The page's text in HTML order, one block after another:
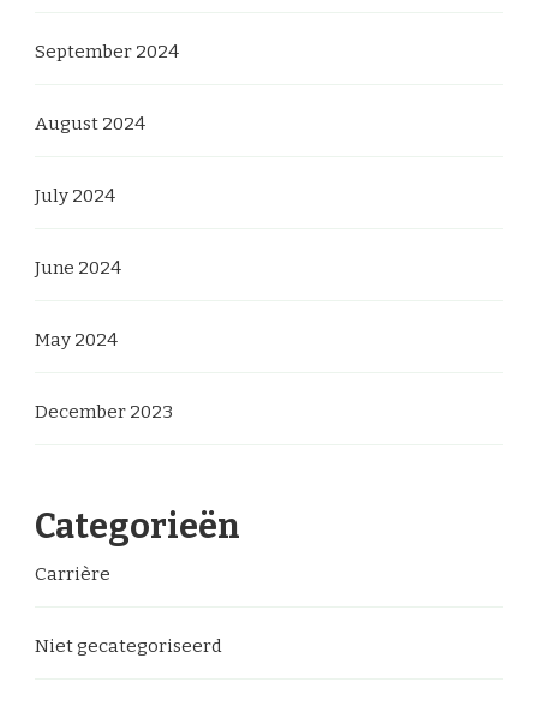
September 2024
August 2024
July 2024
June 2024
May 2024
December 2023
Categorieën
Carrière
Niet gecategoriseerd